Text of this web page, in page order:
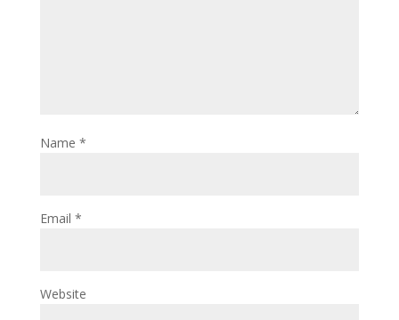
Name *
Email *
Website